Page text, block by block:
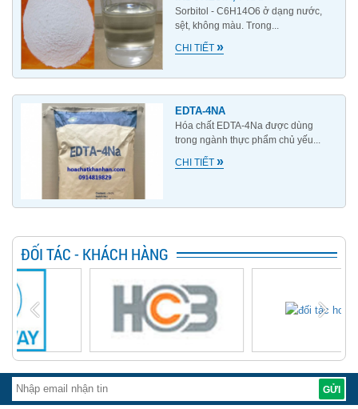
Sorbitol - C6H14O6 ở dạng nước,
sệt, không màu. Trong...
CHI TIẾT»
EDTA-4NA
Hóa chất EDTA-4Na được dùng
trong ngành thực phẩm chủ yếu...
CHI TIẾT»
ĐỐI TÁC - KHÁCH HÀNG